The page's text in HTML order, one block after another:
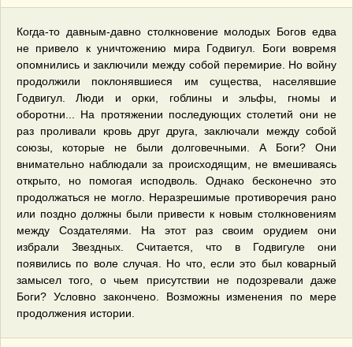
Когда-то давным-давно столкновение молодых Богов едва
не привело к уничтожению мира Годвигул. Боги вовремя
опомнились и заключили между собой перемирие. Но войну
продолжили поклонявшиеся им существа, населявшие
Годвигул. Люди и орки, гоблины и эльфы, гномы и
оборотни... На протяжении последующих столетий они не
раз проливали кровь друг друга, заключали между собой
союзы, которые не были долговечными. А Боги? Они
внимательно наблюдали за происходящим, не вмешиваясь
открыто, но помогая исподволь. Однако бесконечно это
продолжаться не могло. Неразрешимые противоречия рано
или поздно должны были привести к новым столкновениям
между Создателями. На этот раз своим орудием они
избрали Звездных. Считается, что в Годвигуле они
появились по воле случая. Но что, если это был коварный
замысел того, о чьем присутствии не подозревали даже
Боги? Условно закончено. Возможны изменения по мере
продолжения истории.